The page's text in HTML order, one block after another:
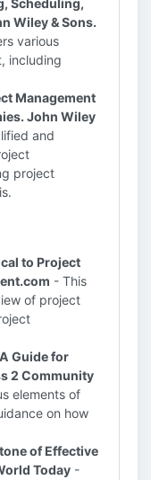
Scheduling,
Wiley & Sons.
various
including
Management
John Wiley
and
project
to Project
- This
of project
Guide for
2 Community
elements of
on how
of Effective
Today -